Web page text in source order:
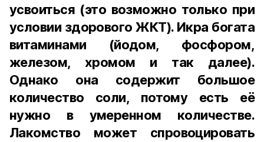
усвоиться (это возможно только при
условии здорового ЖКТ). Икра богата
витаминами (йодом, фосфором,
железом, хромом и так далее).
Однако она содержит большое
количество соли, потому есть её
нужно в умеренном количестве.
Лакомство может спровоцировать